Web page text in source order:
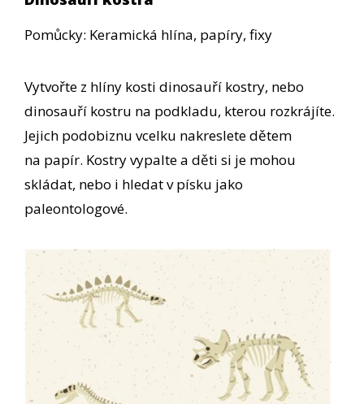
Pomůcky: Keramická hlína, papíry, fixy
Vytvořte z hlíny kosti dinosauří kostry, nebo
dinosauří kostru na podkladu, kterou rozkrájíte.
Jejich podobiznu vcelku nakreslete dětem
na papír. Kostry vypalte a děti si je mohou
skládat, nebo i hledat v písku jako
paleontologové.